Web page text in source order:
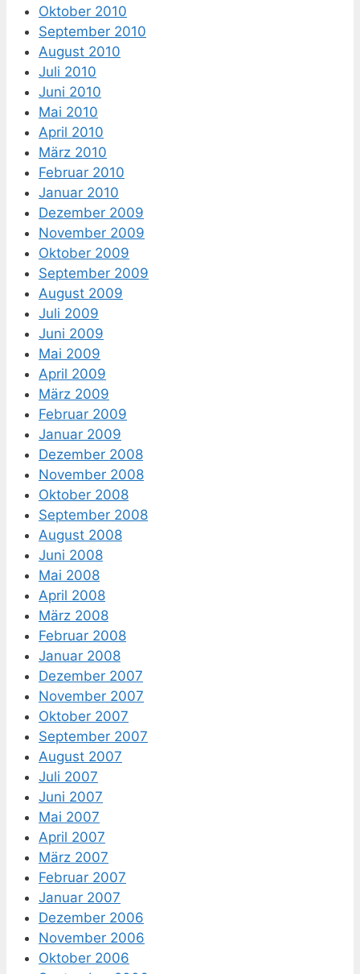
Oktober 2010
September 2010
August 2010
Juli 2010
Juni 2010
Mai 2010
April 2010
März 2010
Februar 2010
Januar 2010
Dezember 2009
November 2009
Oktober 2009
September 2009
August 2009
Juli 2009
Juni 2009
Mai 2009
April 2009
März 2009
Februar 2009
Januar 2009
Dezember 2008
November 2008
Oktober 2008
September 2008
August 2008
Juni 2008
Mai 2008
April 2008
März 2008
Februar 2008
Januar 2008
Dezember 2007
November 2007
Oktober 2007
September 2007
August 2007
Juli 2007
Juni 2007
Mai 2007
April 2007
März 2007
Februar 2007
Januar 2007
Dezember 2006
November 2006
Oktober 2006